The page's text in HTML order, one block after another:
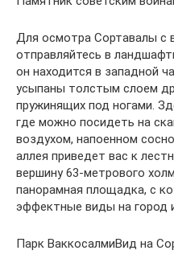
Для осмотра Сортавалы с
отправляйтесь в
он находится в западной
усыпаны толстым слоем
пружинящих под ногами.
где можно посидеть на
воздухом, напоенном
аллея приведет вас к
вершину 63-метрового
панорамная площадка, с
эффектные виды на город
Парк ВаккосалмиВид на